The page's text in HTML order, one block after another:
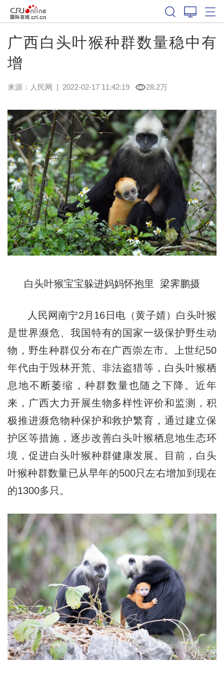
广西白头叶猴种群数量稳中有
增
来源： 人民网 | 2022-02-17 11:42:19 28.2万
白头叶猴宝宝躲进妈妈怀抱里 梁霁鹏摄
人民网南宁2月16日电（黄子婧）白头叶猴
是世界濒危、我国特有的国家一级保护野生动
物，野生种群仅分布在广西崇左市。上世纪50
年代由于毁林开荒、非法盗猎等，白头叶猴栖
息地不断萎缩，种群数量也随之下降。近年
来，广西大力开展生物多样性评价和监测，积
极推进濒危物种保护和救护繁育，通过建立保
护区等措施，逐步改善白头叶猴栖息地生态环
境，促进白头叶猴种群健康发展。目前，白头
叶猴种群数量已从早年的500只左右增加到现在
的1300多只。